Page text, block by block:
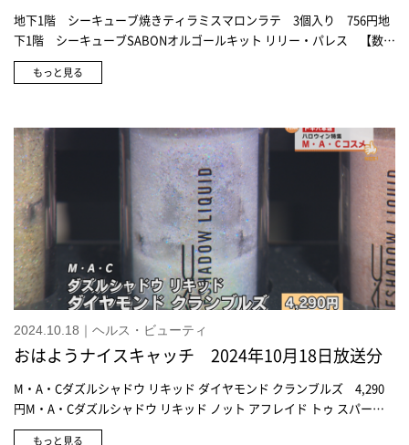
地下1階 シーキューブ焼きティラミスマロンラテ 3個入り 756円地
下1階 シーキューブSABONオルゴールキット リリー・パレス 【数量
限定品】17,380円ジョー マローン ロンドンファー&アルテミシア コロ
ン 【数量限定品】30ml 12,430円 100ml 24,750円ジョー マロー
ア トリオ 【数量限定品】10,010円クリニークラッシュ パワー マスカ
ラ セット 25 【数量限定品】4,730円コスメデコルテコスメデコルテ
リポソーム アドバンスト リペアクリーム パープルリボン セット
2024 【数量限定品】11,000円RMKRMK ザ ピンク ハイ アイズ & ブラ
ッシュ パレット 【数量限定品】8,250円ハウスオブローゼコンセント
レートクリームプレミアムセット 13,200円生活の木オレンジフラワー
ボディーミルク 3,080円生活の木金木犀シアバターボディーミルク
3,080円
もっと見る
2024.10.18｜ヘルス・ビューティ
おはようナイスキャッチ 2024年10月18日放送分
M・A・Cダズルシャドウ リキッド ダイヤモンド クランブルズ 4,290
円M・A・Cダズルシャドウ リキッド ノット アフレイド トゥ スパーク
ル 4,290円M・A・Cマキシマル スリーク サテン リップスティック 1
もっと見る